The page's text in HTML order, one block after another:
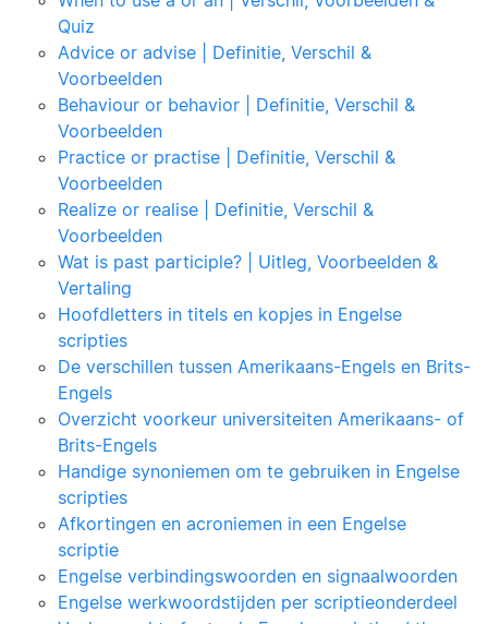
Quiz
Advice or advise | Definitie, Verschil &
Voorbeelden
Behaviour or behavior | Definitie, Verschil &
Voorbeelden
Practice or practise | Definitie, Verschil &
Voorbeelden
Realize or realise | Definitie, Verschil &
Voorbeelden
Wat is past participle? | Uitleg, Voorbeelden &
Vertaling
Hoofdletters in titels en kopjes in Engelse
scripties
De verschillen tussen Amerikaans-Engels en Brits-
Engels
Overzicht voorkeur universiteiten Amerikaans- of
Brits-Engels
Handige synoniemen om te gebruiken in Engelse
scripties
Afkortingen en acroniemen in een Engelse
scriptie
Engelse verbindingswoorden en signaalwoorden
Engelse werkwoordstijden per scriptieonderdeel